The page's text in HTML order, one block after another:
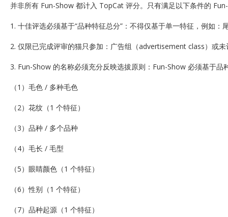
并非所有 Fun-Show 都计入 TopCat 评分。只有满足以下条件的
1. 十佳评选必须基于“品种特征总分”：不得仅基于单一特征，例如
2. 仅限已完成评审的猫只参加：广告组（advertisement class）或
3. Fun-Show 的名称必须充分反映选拔原则：Fun-Show 必须基于
（1）毛色 / 多种毛色
（2）花纹（1 个特征）
（3）品种 / 多个品种
（4）毛长 / 毛型
（5）眼睛颜色（1 个特征）
（6）性别（1 个特征）
（7）品种起源（1 个特征）